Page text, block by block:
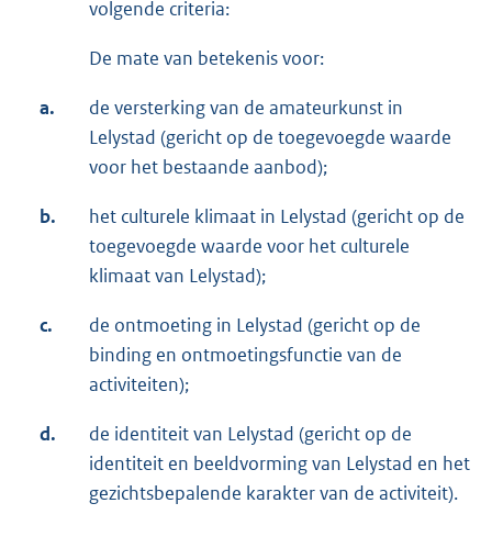
volgende criteria:
De mate van betekenis voor:
a.
de versterking van de amateurkunst in
Lelystad (gericht op de toegevoegde waarde
voor het bestaande aanbod);
b.
het culturele klimaat in Lelystad (gericht op de
toegevoegde waarde voor het culturele
klimaat van Lelystad);
c.
de ontmoeting in Lelystad (gericht op de
binding en ontmoetingsfunctie van de
activiteiten);
d.
de identiteit van Lelystad (gericht op de
identiteit en beeldvorming van Lelystad en het
gezichtsbepalende karakter van de activiteit).